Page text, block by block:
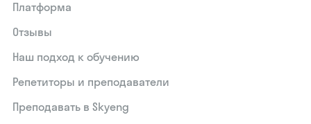
Платформа
Отзывы
Наш подход к обучению
Репетиторы и преподаватели
Преподавать в Skyeng